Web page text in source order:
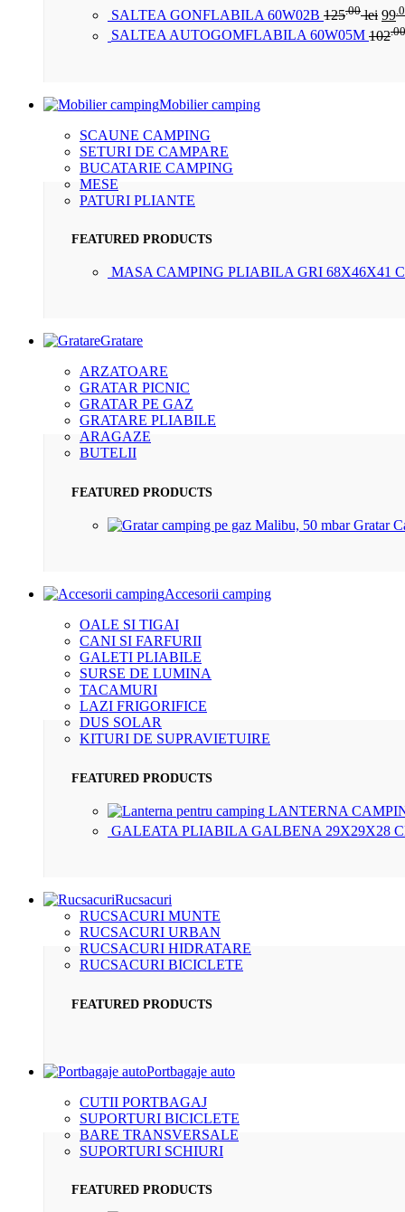
SALTEA GONFLABILA 60W02B 125.00 lei 99
SALTEA AUTOGOMFLABILA 60W05M 102.00
Mobilier camping
SCAUNE CAMPING
SETURI DE CAMPARE
BUCATARIE CAMPING
MESE
PATURI PLIANTE
FEATURED PRODUCTS
MASA CAMPING PLIABILA GRI 68X46X41
Gratare
ARZATOARE
GRATAR PICNIC
GRATAR PE GAZ
GRATARE PLIABILE
ARAGAZE
BUTELII
FEATURED PRODUCTS
Gratar
Accesorii camping
OALE SI TIGAI
CANI SI FARFURII
GALETI PLIABILE
SURSE DE LUMINA
TACAMURI
LAZI FRIGORIFICE
DUS SOLAR
KITURI DE SUPRAVIETUIRE
FEATURED PRODUCTS
LANTERNA
GALEATA PLIABILA GALBENA 29X29X28
Rucsacuri
RUCSACURI MUNTE
RUCSACURI URBAN
RUCSACURI HIDRATARE
RUCSACURI BICICLETE
FEATURED PRODUCTS
Portbagaje auto
CUTII PORTBAGAJ
SUPORTURI BICICLETE
BARE TRANSVERSALE
SUPORTURI SCHIURI
FEATURED PRODUCTS